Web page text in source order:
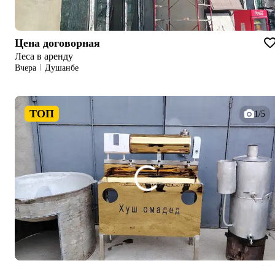
Цена договорная
Леса в аренду
Вчера Душанбе
ТОП 1/5